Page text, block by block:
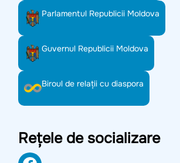
Parlamentul Republicii Moldova
Guvernul Republicii Moldova
Biroul de relații cu diaspora
Rețele de socializare